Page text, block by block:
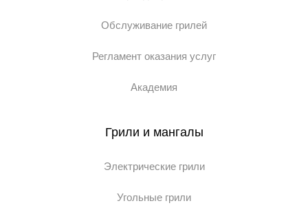
Обслуживание грилей
Регламент оказания услуг
Академия
Грили и мангалы
Электрические грили
Угольные грили